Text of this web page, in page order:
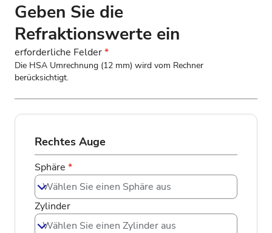
Geben Sie die
Refraktionswerte ein
erforderliche Felder*
Die HSA Umrechnung (12 mm) wird vom Rechner
berücksichtigt.
Rechtes Auge
Sphäre *
Wählen Sie einen Sphäre aus
Zylinder
Wählen Sie einen Zylinder aus